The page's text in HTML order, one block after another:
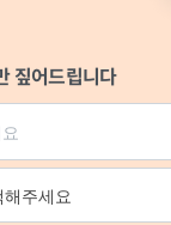
짚어드립니다